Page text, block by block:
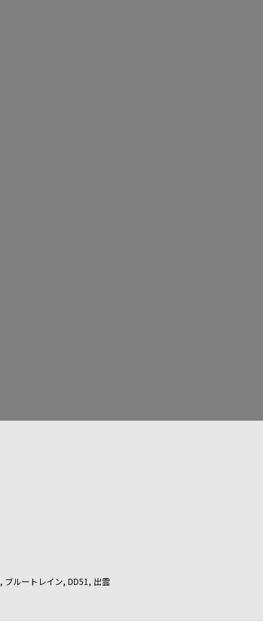
, ブルートレイン, DD51 , 出雲